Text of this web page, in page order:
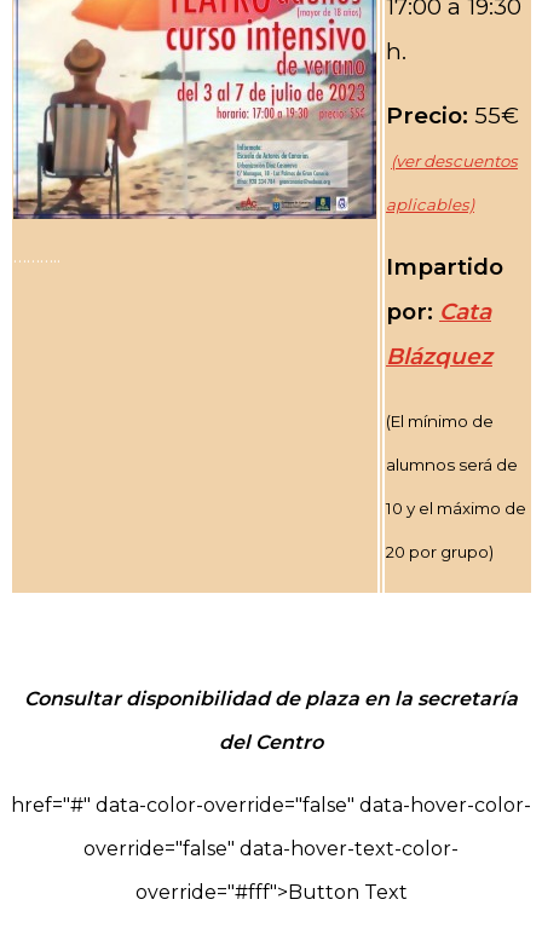
………..
17:00 a 19:30
h.
Precio: 55€
(ver descuentos
aplicables)
Impartido
por: Cata
Blázquez
(El mínimo de
alumnos será de
10 y el máximo de
20 por grupo)
Consultar disponibilidad de plaza en la secretaría
del Centro
href="#" data-color-override="false" data-hover-color-
override="false" data-hover-text-color-
override="#fff"> Button Text